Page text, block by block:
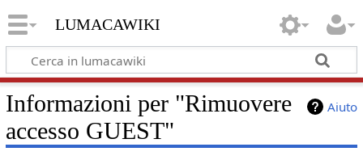
lumacawiki
Aiuto
Informazioni per "Rimuovere
accesso GUEST"